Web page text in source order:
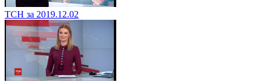
ТСН за 2019.12.02